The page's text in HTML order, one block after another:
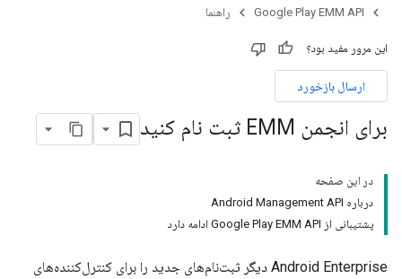
Google Play EMM API
راهنما
این مرور مفید بود؟
ارسال بازخورد
برای انجمن EMM ثبت نام کنید
در این صفحه
درباره Android Management API
پشتیبانی از Google Play EMM API ادامه دارد
Android Enterprise دیگر ثبت‌نام‌های جدید را برای کنترل‌کننده‌های